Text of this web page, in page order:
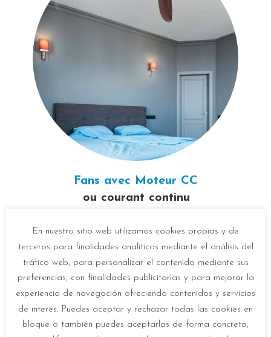
Fans avec Moteur CC
ou courant continu
Lesmoteurs à courant continu
convertissent l’énergie électrique en énergie
mécanique, grâce au champ magnétique
créé par les aimants à l’intérieur, ce qui
permet de générer un mouvement. Grâce à
En nuestro sitio web utilizamos cookies propias y de
terceros para finalidades analíticas mediante el análisis del
tráfico web, para personalizar el contenido mediante sus
preferencias, con finalidades publicitarias y para mejorar la
experiencia de navegación ofreciendo contenidos y servicios
de interés. Puedes aceptar y rechazar todas las cookies en
bloque o también puedes aceptarlas de forma concreta,